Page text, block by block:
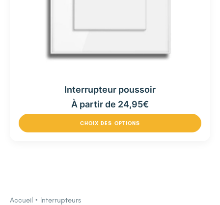
Interrupteur poussoir
À partir de 24,95€
CHOIX DES OPTIONS
Accueil Interrupteurs